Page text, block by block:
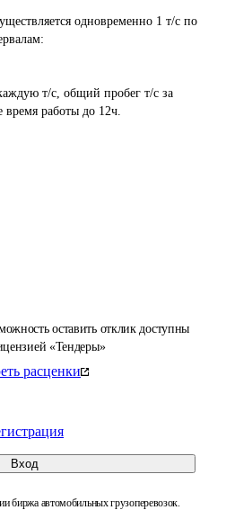
оставить отклик доступны
«Тендеры»
расценки
Вход
биржа автомобильных грузоперевозок.
одновременно 1 т/с по
т/с, общий пробег т/с за